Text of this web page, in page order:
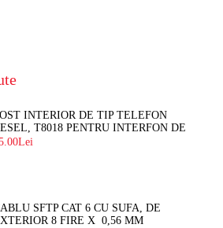
INTERIOR DE TIP TELEFON
T8018 PENTRU INTERFON DE
SFTP CAT 6 CU SUFA, DE
8 FIRE X 0,56 MM